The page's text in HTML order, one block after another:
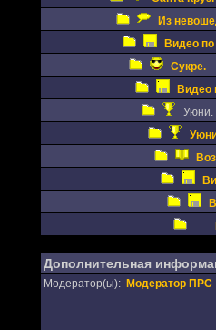
Из
Видео по
Сукре.
Видео
Уюни.
Дополнительная
Модератор(ы): Модератор ПРС